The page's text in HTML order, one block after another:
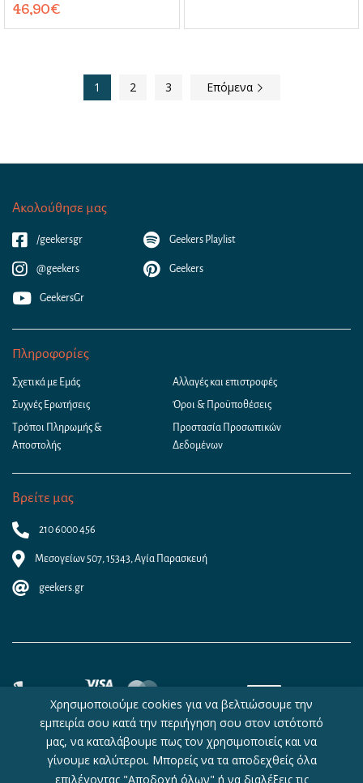
46,90€
1 2 3 Επόμενα
Ακολούθησε μας
/geekersgr
@geekers
GeekersGr
Geekers Playlist
Geekers
Πληροφορίες
Σχετικά με Εμάς
Συχνές Ερωτήσεις
Τρόποι Πληρωμής &
Αποστολής
Αλλαγές και επιστροφές
Όροι & Προϋποθέσεις
Προστασία Προσωπικών
Δεδομένων
Βρείτε μας
210 6000 456
Μεσογείων 507, 15343, Αγία Παρασκευή
geekers.gr
Copyright © 2026 - Geekers.gr | Designed by Geometry|Woocommerce
byWebHosting|4U
Χρησιμοποιούμε cookies για να βελτιώσουμε την
εμπειρία σου κατά την περιήγηση σου στον ιστότοπό
μας, να καταλάβουμε πως τον χρησιμοποιείς και να
γίνουμε καλύτεροι. Μπορείς να τα αποδεχθείς όλα
επιλέγοντας "Αποδοχή όλων" ή να διαλέξεις τις